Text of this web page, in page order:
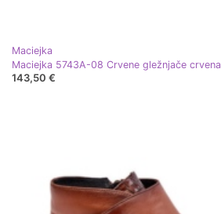
Maciejka
Maciejka 5743A-08 Crvene gležnjače crvena
143,50 €